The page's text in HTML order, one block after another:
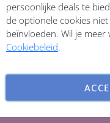
persoonlijke deals te
de optionele cookies
beïnvloeden. Wil je
Cookiebeleid.